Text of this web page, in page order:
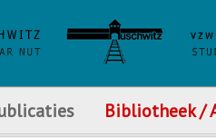
Bibliotheek /